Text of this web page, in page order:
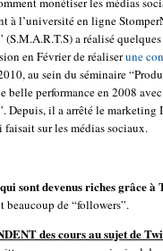
à l’université en ligne
(S.M.A.R.T.S) a réalisé
en Février de réaliserune
au sein du séminaire
belle performance en 2008
Depuis, il a arrêté le marketing
sur les médias sociaux.
sont devenus riches grâce à
de “followers”.
des cours au sujet de